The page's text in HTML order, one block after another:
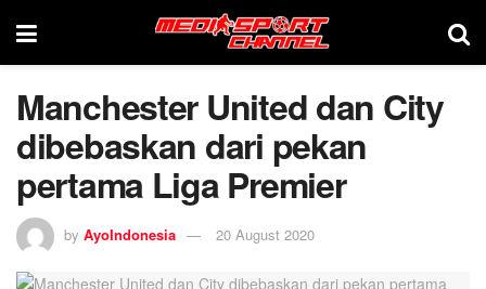
Manchester United dan City
dibebaskan dari pekan
pertama Liga Premier
by AyoIndonesia 20 August 2020